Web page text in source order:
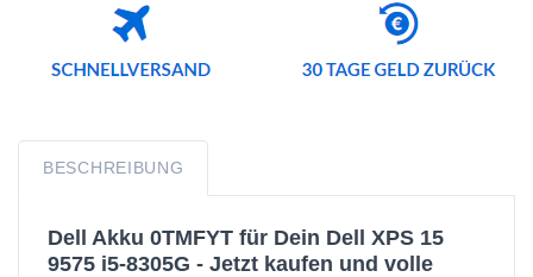
BESCHREIBUNG
Dell Akku 0TMFYT für Dein Dell XPS 15
9575 i5-8305G - Jetzt kaufen und volle